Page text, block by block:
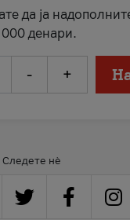
да ја
денари.
- +
Следете нè